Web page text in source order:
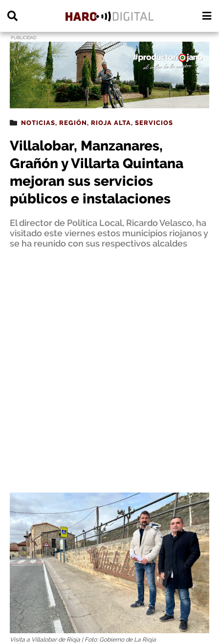
PUBLICIDAD
NOTICIAS, REGIÓN, RIOJA ALTA, SERVICIOS
Villalobar, Manzanares,
Grañón y Villarta Quintana
mejoran sus servicios
públicos e instalaciones
El director de Política Local, Ricardo Velasco, ha
visitado este viernes estos municipios riojanos y
se ha reunido con sus respectivos alcaldes
Visita a Villalobar de Rioja | Foto: Gobierno de La Rioja